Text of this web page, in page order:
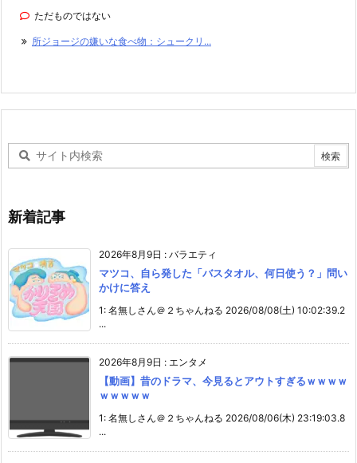
ただものではない
所ジョージの嫌いな食べ物：シュークリ...
新着記事
2026年8月9日 : バラエティ
マツコ、自ら発した「バスタオル、何日使う？」問い
かけに答え
1: 名無しさん＠２ちゃんねる 2026/08/08(土) 10:02:39.2
...
2026年8月9日 : エンタメ
【動画】昔のドラマ、今見るとアウトすぎるｗｗｗｗ
ｗｗｗｗｗ
1: 名無しさん＠２ちゃんねる 2026/08/06(木) 23:19:03.8
...